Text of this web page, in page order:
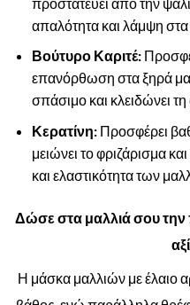
απαλότητα και λάμψη στα
Βούτυρο Καριτέ:
επανόρθωση στα ξηρά
σπάσιμο και κλειδώνει
Κερατίνη:Προσφέρει
μειώνει το φριζάρισμα
και ελαστικότητα των
Δώσε στα μαλλιά σου την
Η μάσκα μαλλιών με έλαιο